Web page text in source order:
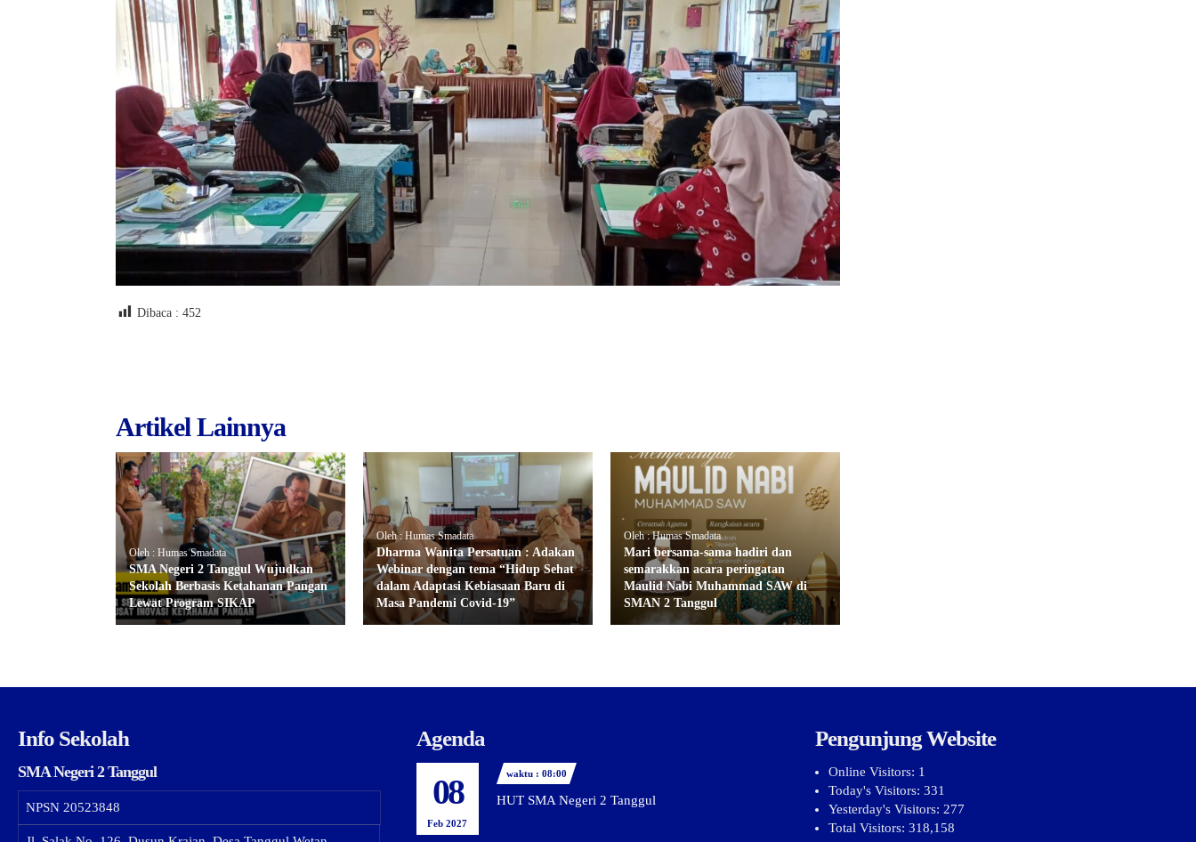
Dibaca : 452
Artikel Lainnya
Oleh : Humas Smadata
SMA Negeri 2 Tanggul Wujudkan
Sekolah Berbasis Ketahanan Pangan
Lewat Program SIKAP
Oleh : Humas Smadata
Dharma Wanita Persatuan : Adakan
Webinar dengan tema “Hidup Sehat
dalam Adaptasi Kebiasaan Baru di
Masa Pandemi Covid-19”
Oleh : Humas Smadata
Mari bersama-sama hadiri dan
semarakkan acara peringatan
Maulid Nabi Muhammad SAW di
SMAN 2 Tanggul
Info Sekolah
SMA Negeri 2 Tanggul
NPSN 20523848
Agenda
08
Feb 2027
waktu : 08:00
HUT SMA Negeri 2 Tanggul
Pengunjung Website
Online Visitors: 1
Today's Visitors: 331
Yesterday's Visitors: 277
Total Visitors: 318,158